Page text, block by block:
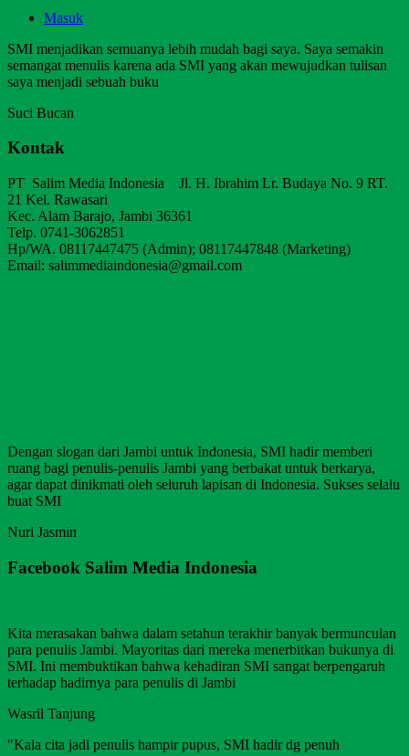
Masuk
SMI menjadikan semuanya lebih mudah bagi saya. Saya semakin
semangat menulis karena ada SMI yang akan mewujudkan tulisan
saya menjadi sebuah buku
Suci Bucan
Kontak
PT Salim Media Indonesia Jl. H. Ibrahim Lr. Budaya No. 9 RT.
21 Kel. Rawasari
Kec. Alam Barajo, Jambi 36361
Telp. 0741-3062851
Hp/WA. 08117447475 (Admin); 08117447848 (Marketing)
Email: salimmediaindonesia@gmail.com
Dengan slogan dari Jambi untuk Indonesia, SMI hadir memberi
ruang bagi penulis-penulis Jambi yang berbakat untuk berkarya,
agar dapat dinikmati oleh seluruh lapisan di Indonesia. Sukses selalu
buat SMI
Nuri Jasmin
Facebook Salim Media Indonesia
Kita merasakan bahwa dalam setahun terakhir banyak bermunculan
para penulis Jambi. Mayoritas dari mereka menerbitkan bukunya di
SMI. Ini membuktikan bahwa kehadiran SMI sangat berpengaruh
terhadap hadirnya para penulis di Jambi
Wasril Tanjung
"Kala cita jadi penulis hampir pupus, SMI hadir dg penuh